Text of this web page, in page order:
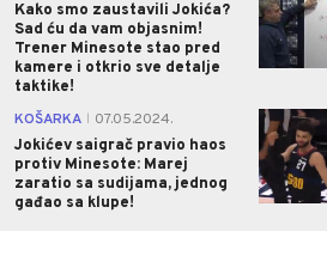
Kako smo zaustavili Jokića?
Sad ću da vam objasnim!
Trener Minesote stao pred
kamere i otkrio sve detalje
taktike!
KOŠARKA
07.05.2024.
Jokićev saigrač pravio haos
protiv Minesote: Marej
zaratio sa sudijama, jednog
gađao sa klupe!